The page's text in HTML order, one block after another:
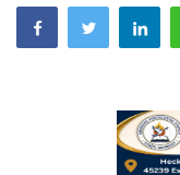
obituary